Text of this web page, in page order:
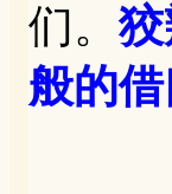
们。
般的借